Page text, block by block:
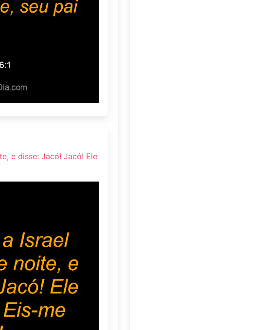
e disse: Jacó! Jacó! Ele